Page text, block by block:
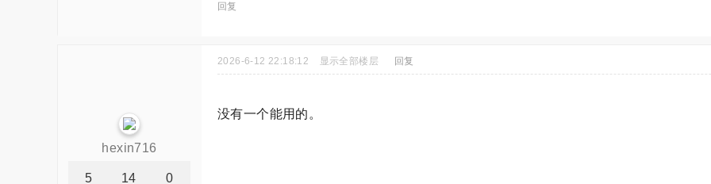
回复
hexin716
5 14 0
2026-6-12 22:18:12 显示全部楼层 回复
没有一个能用的。